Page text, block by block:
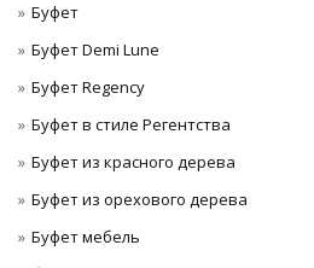
Буфет
Буфет Demi Lune
Буфет Regency
Буфет в стиле Регентства
Буфет из красного дерева
Буфет из орехового дерева
Буфет мебель